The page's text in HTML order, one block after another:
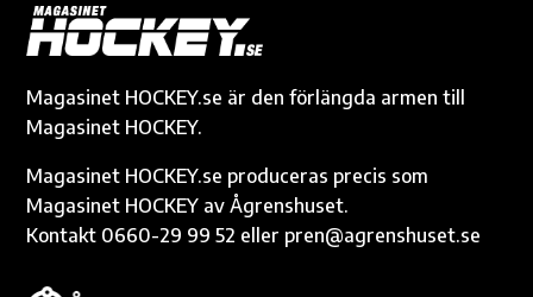
o
o
k
g
er
r
n
k p
Magasinet HOCKEY.se är den förlängda armen till
Magasinet HOCKEY.
Magasinet HOCKEY.se produceras precis som
Magasinet HOCKEY av Ågrenshuset.
Kontakt 0660-29 99 52 eller pren@agrenshuset.se